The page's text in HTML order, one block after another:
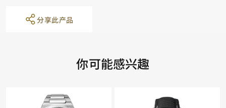
分享此产品
你可能感兴趣